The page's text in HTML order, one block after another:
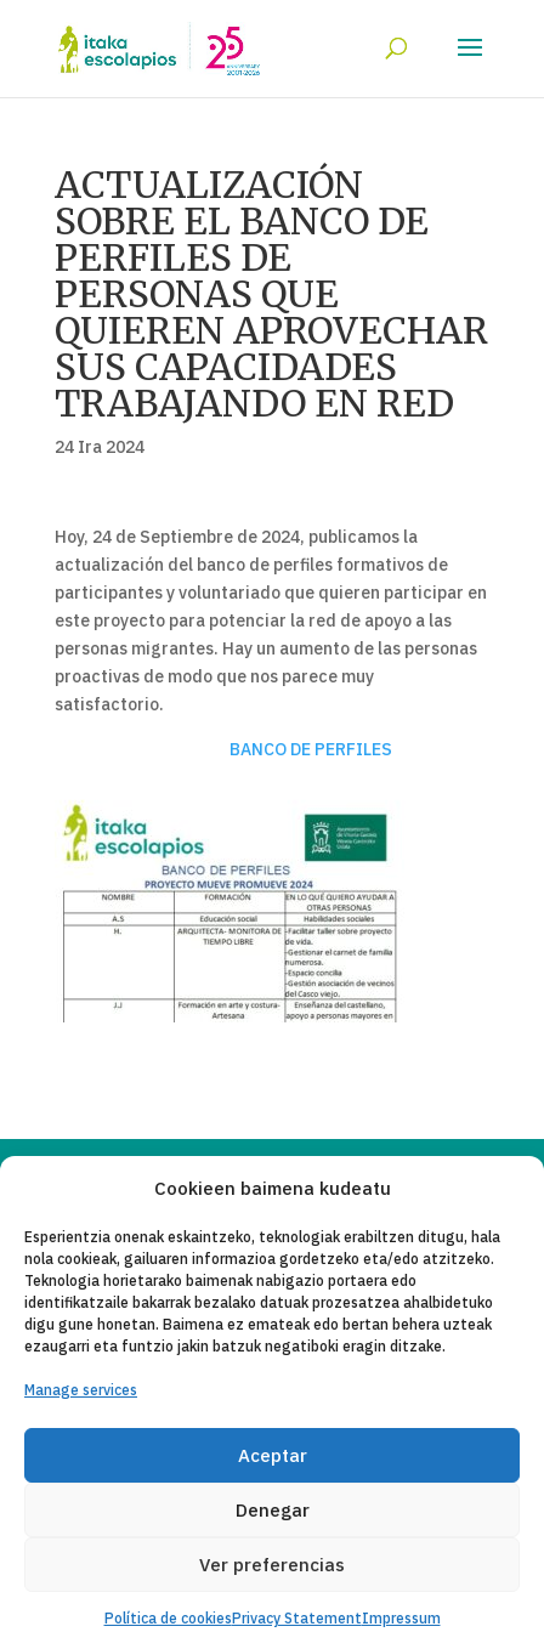
Cookieen baimena kudeatu
Esperientzia onenak eskaintzeko, teknologiak erabiltzen ditugu, hala
nola cookieak, gailuaren informazioa gordetzeko eta/edo atzitzeko.
Teknologia horietarako baimenak nabigazio portaera edo
identifikatzaile bakarrak bezalako datuak prozesatzea ahalbidetuko
digu gune honetan. Baimena ez emateak edo bertan behera uzteak
ezaugarri eta funtzio jakin batzuk negatiboki eragin ditzake.
Manage services
Aceptar
Denegar
Ver preferencias
Política de cookiesPrivacy StatementImpressum
ACTUALIZACIÓN
SOBRE EL BANCO DE
PERFILES DE
PERSONAS QUE
QUIEREN APROVECHAR
SUS CAPACIDADES
TRABAJANDO EN RED
24 Ira 2024
Hoy, 24 de Septiembre de 2024, publicamos la
actualización del banco de perfiles formativos de
participantes y voluntariado que quieren participar en
este proyecto para potenciar la red de apoyo a las
personas migrantes. Hay un aumento de las personas
proactivas de modo que nos parece muy
satisfactorio.
BANCO DE PERFILES
Copyleft 2025Itaka-Escolapios
LEGE OHAR
PRIBATASUN-POLITIKA
ENTITATE KOLABORATZAILEAK
POSTA ELEKTRONIKO